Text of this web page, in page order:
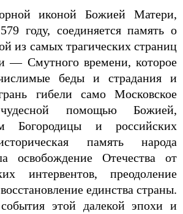
иконой Божией Матери,
году, соединяется память о
из самых трагических страниц
— Смутного времени, которое
беды и страдания и
гибели само Московское
помощью Божией,
Богородицы и российских
память народа
освобождение Отечества от
интервентов, преодоление
единства страны.
этой далекой эпохи и